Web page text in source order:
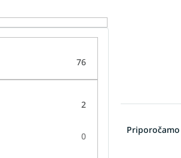
76
2
0
Priporočamo